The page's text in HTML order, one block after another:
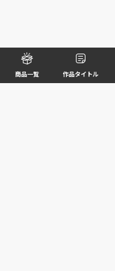
商品一覧 作品タイトル